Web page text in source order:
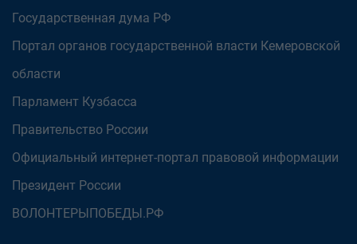
Государственная дума РФ
Портал органов государственной власти Кемеровской
области
Парламент Кузбасса
Правительство России
Официальный интернет-портал правовой информации
Президент России
ВОЛОНТЕРЫПОБЕДЫ.РФ